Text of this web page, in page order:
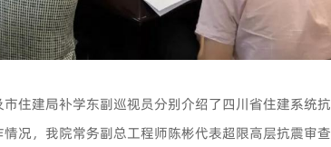
住建局补学东副巡视员分别介绍了四川省住建系统抗
况，我院常务副总工程师陈彬代表超限高层抗震审查